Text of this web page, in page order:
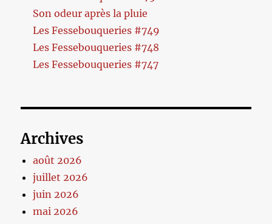
Son odeur après la pluie
Les Fessebouqueries #749
Les Fessebouqueries #748
Les Fessebouqueries #747
Archives
août 2026
juillet 2026
juin 2026
mai 2026